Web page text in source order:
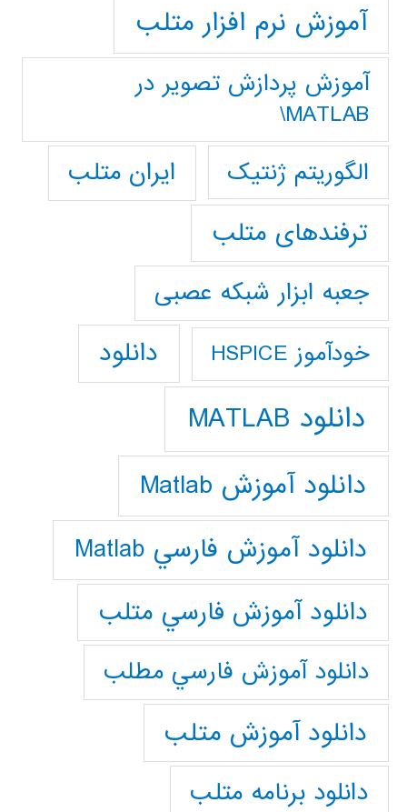
آموزش نرم افزار متلب
آموزش پردازش تصوير در
MATLAB\
الگوریتم ژنتیک
ایران متلب
ترفندهای متلب
جعبه ابزار شبکه عصبی
خودآموز HSPICE دانلود
دانلود MATLAB
دانلود آموزش Matlab
دانلود آموزش فارسي Matlab
دانلود آموزش فارسي متلب
دانلود آموزش فارسي مطلب
دانلود آموزش متلب
دانلود برنامه متلب